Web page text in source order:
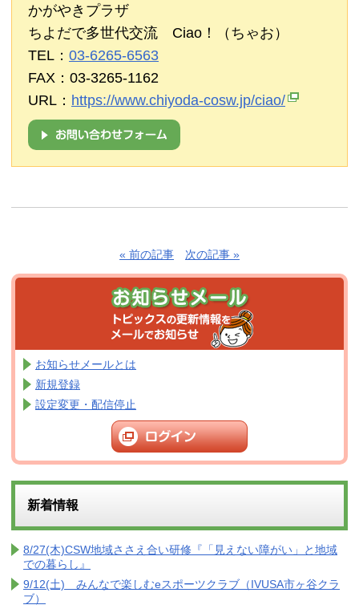
かがやきプラザ
ちよだで多世代交流 Ciao！（ちゃお）
TEL： 03-6265-6563
FAX：03-3265-1162
URL： https://www.chiyoda-cosw.jp/ciao/
« 前の記事 次の記事 »
お知らせメールとは
新規登録
設定変更・配信停止
新着情報
8/27(木)CSW地域ささえ合い研修『「見えない障がい」と地域
での暮らし』
9/12(土) みんなで楽しむeスポーツクラブ（IVUSA市ヶ谷クラ
ブ）